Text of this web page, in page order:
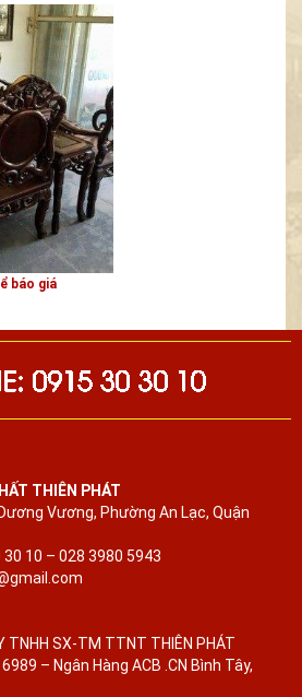
báo giá
ĐỘC LẠ XƯA
báo giá
CỔ - TÍCH CỔ ĐỒ
THIÊN PHÁT
Vương, Phường An Lạc, Quận
30 10 – 028 3980 5943
TNHH SX-TM TTNT THIÊN PHÁT
– Ngân Hàng ACB .CN Bình Tây,